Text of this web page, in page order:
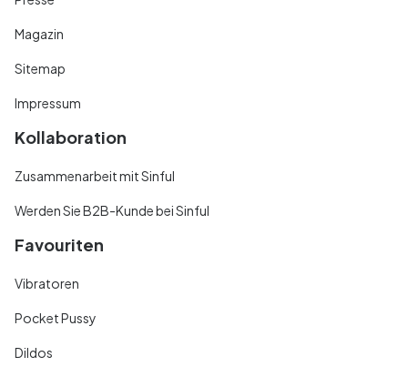
Magazin
Sitemap
Impressum
Kollaboration
Zusammenarbeit mit Sinful
Werden Sie B2B-Kunde bei Sinful
Favouriten
Vibratoren
Pocket Pussy
Dildos